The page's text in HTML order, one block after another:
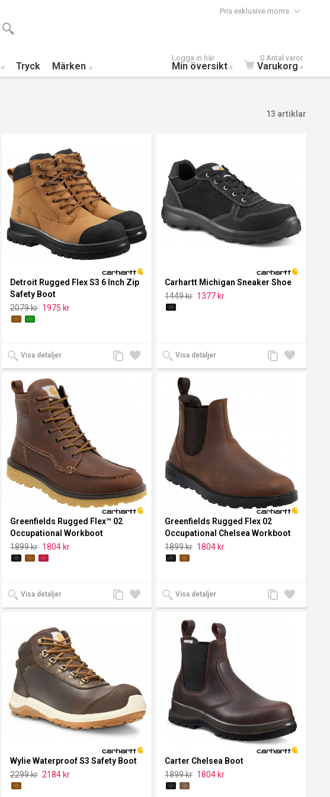
Pris exklusive moms
Logga in här
Min översikt
0 Antal varor
Varukorg
Tryck Märken
13 artiklar
Detroit Rugged Flex S3 6 Inch Zip
Safety Boot
2079 kr 1975 kr
Visa detaljer
Lägg
till i
Lägg
till
Carhartt Michigan Sneaker Shoe
1449 kr 1377 kr
Visa detaljer
Lägg
till i
Lägg
till
Greenfields Rugged Flex™ 02
Occupational Workboot
1899 kr 1804 kr
Visa detaljer
Lägg
till i
Lägg
till
Greenfields Rugged Flex 02
Occupational Chelsea Workboot
1899 kr 1804 kr
Visa detaljer
Lägg
till i
Lägg
till
Wylie Waterproof S3 Safety Boot
2299 kr 2184 kr
Carter Chelsea Boot
1899 kr 1804 kr